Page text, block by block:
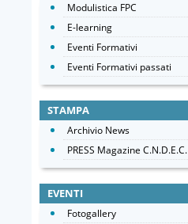
Modulistica FPC
E-learning
Eventi Formativi
Eventi Formativi passati
STAMPA
Archivio News
PRESS Magazine C.N.D.E.C.
EVENTI
Fotogallery